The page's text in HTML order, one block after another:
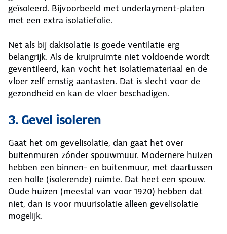
geïsoleerd. Bijvoorbeeld met underlayment-platen
met een extra isolatiefolie.
Net als bij dakisolatie is goede ventilatie erg
belangrijk. Als de kruipruimte niet voldoende wordt
geventileerd, kan vocht het isolatiemateriaal en de
vloer zelf ernstig aantasten. Dat is slecht voor de
gezondheid en kan de vloer beschadigen.
3. Gevel isoleren
Gaat het om gevelisolatie, dan gaat het over
buitenmuren zónder spouwmuur. Modernere huizen
hebben een binnen- en buitenmuur, met daartussen
een holle (isolerende) ruimte. Dat heet een spouw.
Oude huizen (meestal van voor 1920) hebben dat
niet, dan is voor muurisolatie alleen gevelisolatie
mogelijk.